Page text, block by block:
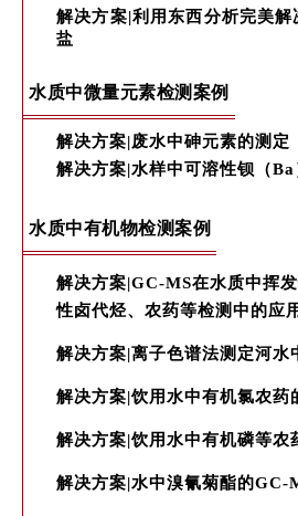
解决方案|利用东西分析完美
盐
水质中微量元素检测案例
解决方案|废水中砷元素的测定
解决方案|水样中可溶性钡（Ba
水质中有机物检测案例
解决方案|GC-MS在水质中挥
性卤代烃、农药等检测中的应
解决方案|离子色谱法测定河水
解决方案|饮用水中有机氯农药
解决方案|饮用水中有机磷等农
解决方案|水中溴氰菊酯的GC-